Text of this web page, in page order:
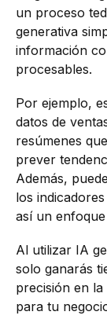
un proceso
generativa
información
procesables.
Por ejemplo,
datos de
resúmenes
prever
Además,
los
así un
Al utilizar IA
solo ganarás
precisión en
para tu